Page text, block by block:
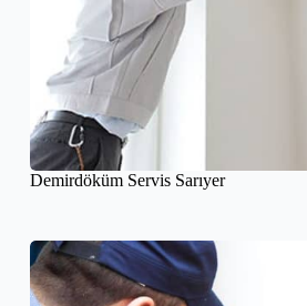
Demirdöküm Servis Sarıyer